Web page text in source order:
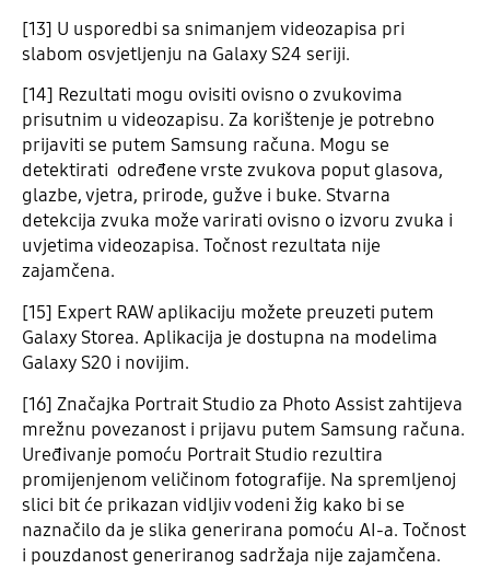
[13] U usporedbi sa snimanjem videozapisa pri
slabom osvjetljenju na Galaxy S24 seriji.
[14] Rezultati mogu ovisiti ovisno o zvukovima
prisutnim u videozapisu. Za korištenje je potrebno
prijaviti se putem Samsung računa. Mogu se
detektirati određene vrste zvukova poput glasova,
glazbe, vjetra, prirode, gužve i buke. Stvarna
detekcija zvuka može varirati ovisno o izvoru zvuka i
uvjetima videozapisa. Točnost rezultata nije
zajamčena.
[15] Expert RAW aplikaciju možete preuzeti putem
Galaxy Storea. Aplikacija je dostupna na modelima
Galaxy S20 i novijim.
[16] Značajka Portrait Studio za Photo Assist zahtijeva
mrežnu povezanost i prijavu putem Samsung računa.
Uređivanje pomoću Portrait Studio rezultira
promijenjenom veličinom fotografije. Na spremljenoj
slici bit će prikazan vidljiv vodeni žig kako bi se
naznačilo da je slika generirana pomoću AI-a. Točnost
i pouzdanost generiranog sadržaja nije zajamčena.